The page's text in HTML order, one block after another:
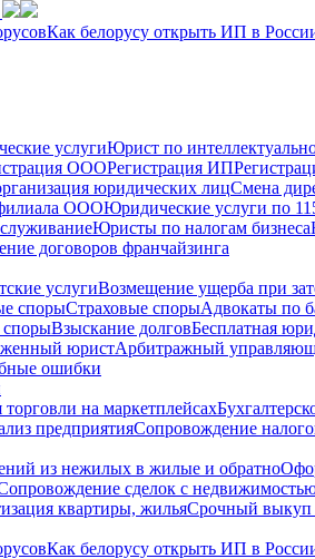
Как белорусу открыть ИП в
услугиЮрист по
ОООРегистрация ИП
юридических лицСмена
ОООЮридические услуги по
Юристы по налогам бизнеса
договоров франчайзинга
услугиВозмещение ущерба при
спорыСтраховые спорыАдвокаты по
спорыВзыскание долговБесплатная
юристАрбитражный
ошибки
торговли на маркетплейсах
предприятияСопровождение
из нежилых в жилые и обратно
сделок с
квартиры, жильяСрочный выкуп
Как белорусу открыть ИП в